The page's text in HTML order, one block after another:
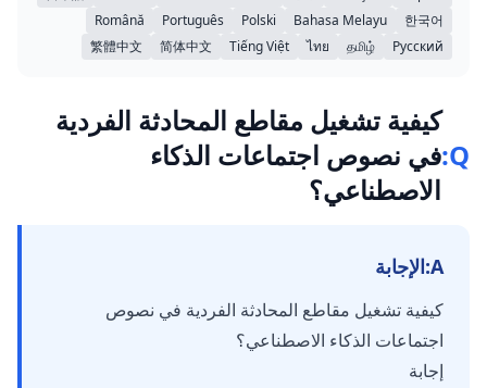
한국어
Bahasa Melayu
Polski
Português
Română
Русский
தமிழ்
ไทย
Tiếng Việt
简体中文
繁體中文
Q:
كيفية تشغيل مقاطع المحادثة الفردية
في نصوص اجتماعات الذكاء
الاصطناعي؟
A: الإجابة
كيفية تشغيل مقاطع المحادثة الفردية في نصوص
اجتماعات الذكاء الاصطناعي؟
إجابة